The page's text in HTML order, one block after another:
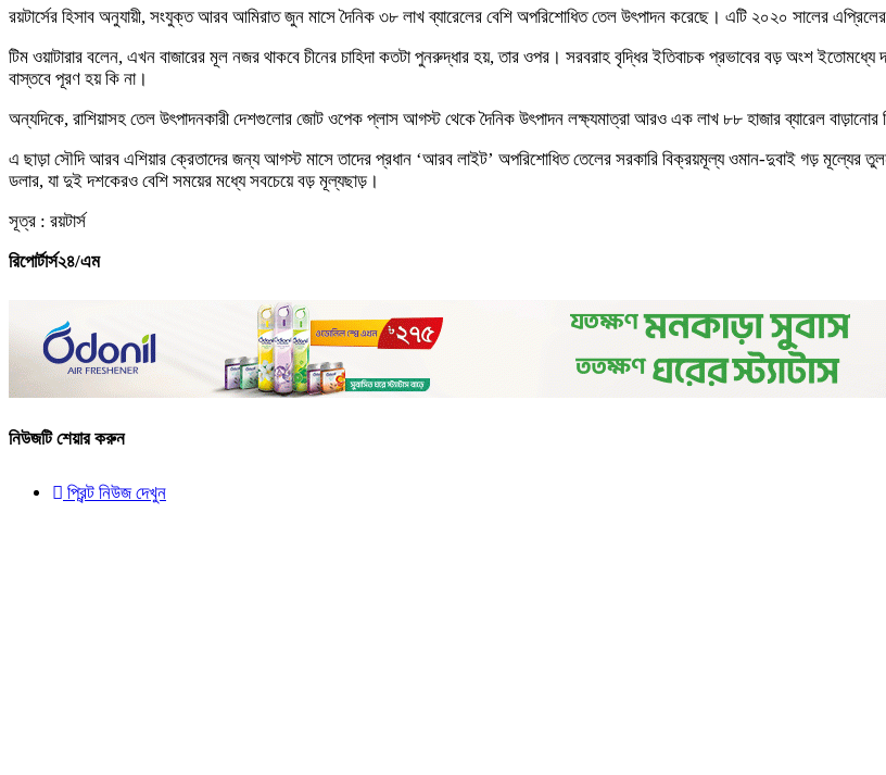
রয়টার্সের হিসাব অনুযায়ী, সংযুক্ত আরব আমিরাত জুন মাসে দৈনিক ৩৮ লাখ ব্যারেলের বেশি অপরিশোধিত তেল উৎপাদন করেছে। এটি ২০২০ সালের
টিম ওয়াটারার বলেন, এখন বাজারের মূল নজর থাকবে চীনের চাহিদা কতটা পুনরুদ্ধার হয়, তার ওপর। সরবরাহ বৃদ্ধির ইতিবাচক প্রভাবের বড় অংশ ইতোমধ্যে
বাস্তবে পূরণ হয় কি না।
অন্যদিকে, রাশিয়াসহ তেল উৎপাদনকারী দেশগুলোর জোট ওপেক প্লাস আগস্ট থেকে দৈনিক উৎপাদন লক্ষ্যমাত্রা আরও এক লাখ ৮৮ হাজার ব্যারেল
এ ছাড়া সৌদি আরব এশিয়ার ক্রেতাদের জন্য আগস্ট মাসে তাদের প্রধান ‘আরব লাইট’ অপরিশোধিত তেলের সরকারি বিক্রয়মূল্য ওমান-দুবাই গড় মূল্যের
ডলার, যা দুই দশকেরও বেশি সময়ের মধ্যে সবচেয়ে বড় মূল্যছাড়।
সূত্র : রয়টার্স
রিপোর্টার্স২৪/এম
নিউজটি শেয়ার করুন
প্রিন্ট নিউজ দেখুন